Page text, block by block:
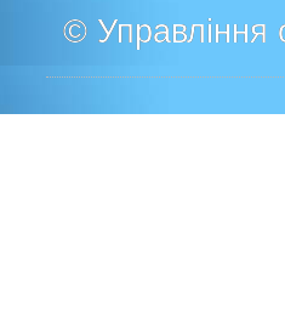
© Управління